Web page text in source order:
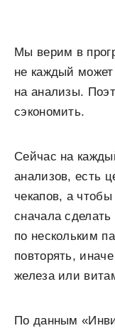
Мы верим в
не каждый
на анализы.
сэкономить.
Сейчас на
анализов, есть
чекапов, а
сначала
по нескольким
повторять,
железа или
По данным